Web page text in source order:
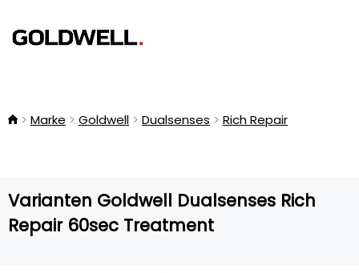
Marke Goldwell Dualsenses Rich Repair
Varianten Goldwell Dualsenses Rich
Repair 60sec Treatment